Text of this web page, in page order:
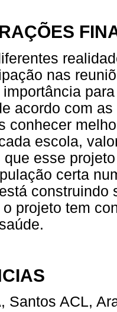
nas
acordo com
conhecer
escola,
esse
certa
construindo
projeto tem
Santos ACL,